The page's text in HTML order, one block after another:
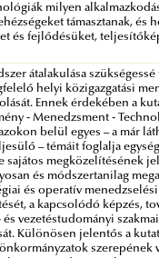
milyen
támasztanak, és
és fejlődésüket,
átalakulása szükségessé
helyi közigazgatási
Ennek érdekében a
- Menedzsment -
belül egyes – a már
– témáit foglalja
sajátos megközelítésének
és módszertanilag
és operatív menedzselési
a kapcsolódó képzés,
és vezetéstudományi
Különösen jelentős a
szerepének